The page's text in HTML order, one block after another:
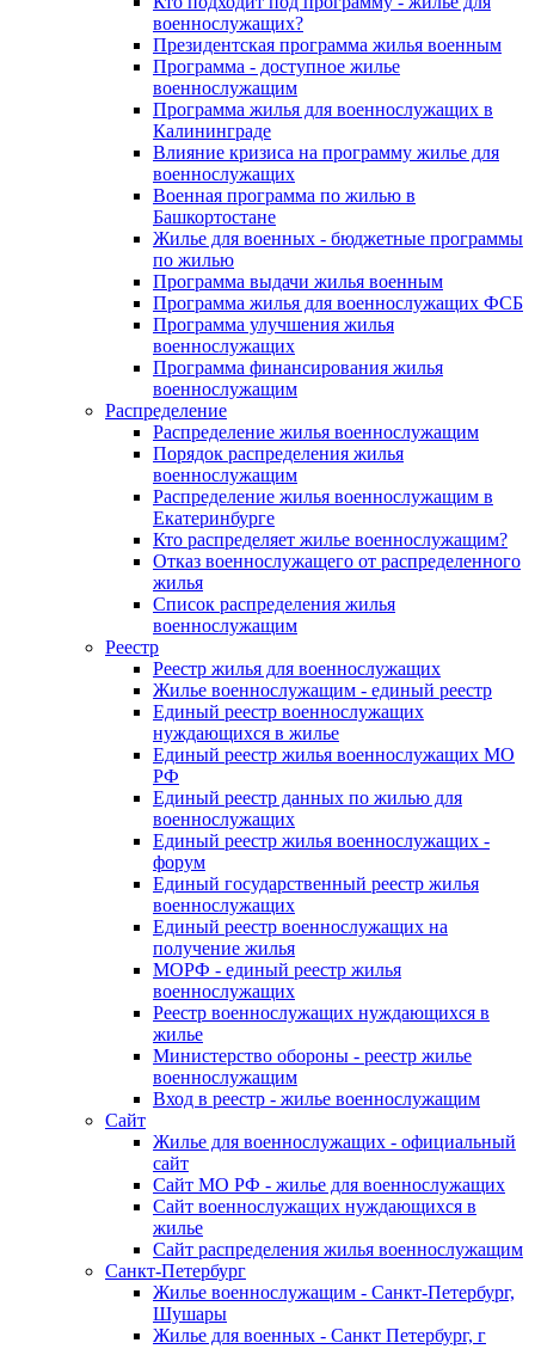
военнослужащих?
Президентская программа жилья военным
Программа - доступное жилье
военнослужащим
Программа жилья для военнослужащих в
Калининграде
Влияние кризиса на программу жилье для
военнослужащих
Военная программа по жилью в
Башкортостане
Жилье для военных - бюджетные программы
по жилью
Программа выдачи жилья военным
Программа жилья для военнослужащих ФСБ
Программа улучшения жилья
военнослужащих
Программа финансирования жилья
военнослужащим
Распределение
Распределение жилья военнослужащим
Порядок распределения жилья
военнослужащим
Распределение жилья военнослужащим в
Екатеринбурге
Кто распределяет жилье военнослужащим?
Отказ военнослужащего от распределенного
жилья
Список распределения жилья
военнослужащим
Реестр
Реестр жилья для военнослужащих
Жилье военнослужащим - единый реестр
Единый реестр военнослужащих
нуждающихся в жилье
Единый реестр жилья военнослужащих МО
РФ
Единый реестр данных по жилью для
военнослужащих
Единый реестр жилья военнослужащих -
форум
Единый государственный реестр жилья
военнослужащих
Единый реестр военнослужащих на
получение жилья
МОРФ - единый реестр жилья
военнослужащих
Реестр военнослужащих нуждающихся в
жилье
Министерство обороны - реестр жилье
военнослужащим
Вход в реестр - жилье военнослужащим
Сайт
Жилье для военнослужащих - официальный
сайт
Сайт МО РФ - жилье для военнослужащих
Сайт военнослужащих нуждающихся в
жилье
Сайт распределения жилья военнослужащим
Санкт-Петербург
Жилье военнослужащим - Санкт-Петербург,
Шушары
Жилье для военных - Санкт Петербург, г